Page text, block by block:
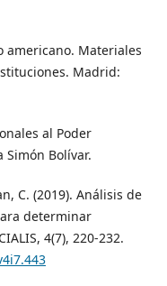
americano. Materiales
Madrid:
al Poder
Bolívar.
C. (2019). Análisis de
determinar
4(7), 220-232.